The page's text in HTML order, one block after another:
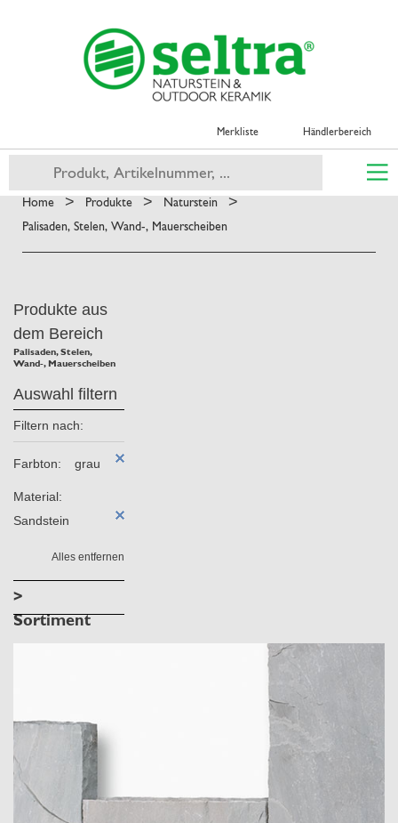
Merkliste Händlerbereich
Home > Produkte > Naturstein >
Palisaden, Stelen, Wand-, Mauerscheiben
Produkte aus
dem Bereich
Palisaden, Stelen,
Wand-, Mauerscheiben
Auswahl filtern
Filtern nach:
Farbton: grau
Material:
Sandstein
Alles entfernen
>
Sortiment